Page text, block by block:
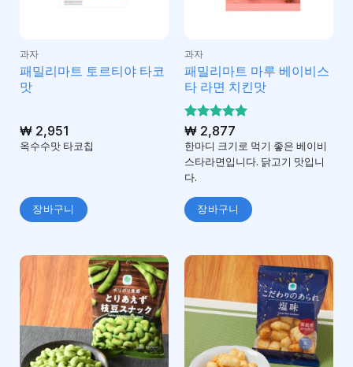
과자
패밀리마트 토르티야 타코
맛
₩2,951
옥수수맛 타코칩
장바구니
과자
패밀리마트 마루 베이비스
타 라면 치킨맛
5 중에서
5로 평가
됨
₩2,877
한마디 크기로 먹기 좋은 베이비
스타라면입니다. 닭고기 맛입니
다.
장바구니